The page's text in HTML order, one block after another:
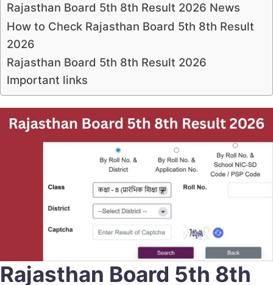
Rajasthan Board 5th 8th Result 2026 News
How to Check Rajasthan Board 5th 8th Result
2026
Rajasthan Board 5th 8th Result 2026
Important links
Rajasthan Board 5th 8th